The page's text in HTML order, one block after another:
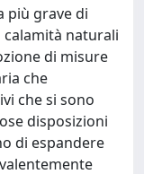
più grave di
naturali
di misure
che
che si sono
disposizioni
di espandere